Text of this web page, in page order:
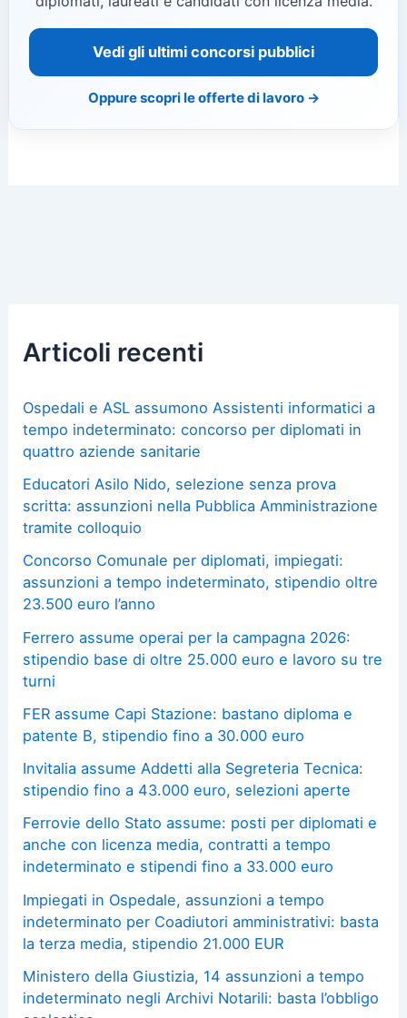
Vedi gli ultimi concorsi pubblici
Oppure scopri le offerte di lavoro →
Articoli recenti
Ospedali e ASL assumono Assistenti informatici a
tempo indeterminato: concorso per diplomati in
quattro aziende sanitarie
Educatori Asilo Nido, selezione senza prova
scritta: assunzioni nella Pubblica Amministrazione
tramite colloquio
Concorso Comunale per diplomati, impiegati:
assunzioni a tempo indeterminato, stipendio oltre
23.500 euro l’anno
Ferrero assume operai per la campagna 2026:
stipendio base di oltre 25.000 euro e lavoro su tre
turni
FER assume Capi Stazione: bastano diploma e
patente B, stipendio fino a 30.000 euro
Invitalia assume Addetti alla Segreteria Tecnica:
stipendio fino a 43.000 euro, selezioni aperte
Ferrovie dello Stato assume: posti per diplomati e
anche con licenza media, contratti a tempo
indeterminato e stipendi fino a 33.000 euro
Impiegati in Ospedale, assunzioni a tempo
indeterminato per Coadiutori amministrativi: basta
la terza media, stipendio 21.000 EUR
Ministero della Giustizia, 14 assunzioni a tempo
indeterminato negli Archivi Notarili: basta l’obbligo